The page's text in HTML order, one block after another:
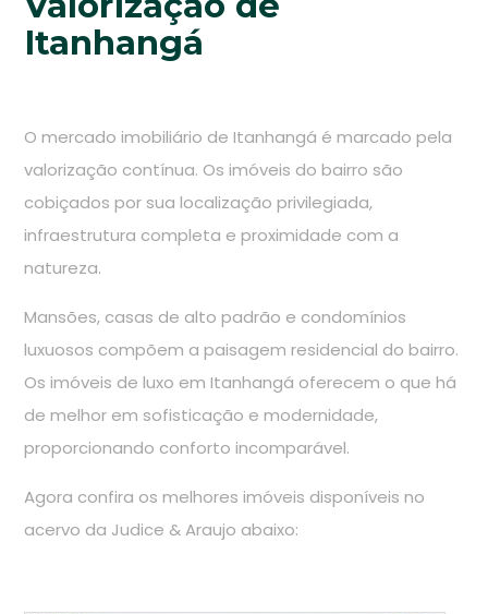
Itanhangá
O mercado imobiliário de Itanhangá é marcado pela
valorização contínua. Os imóveis do bairro são
cobiçados por sua localização privilegiada,
infraestrutura completa e proximidade com a
natureza.
Mansões, casas de alto padrão e condomínios
luxuosos compõem a paisagem residencial do bairro.
Os imóveis de luxo em Itanhangá oferecem o que há
de melhor em sofisticação e modernidade,
proporcionando conforto incomparável.
Agora confira os melhores imóveis disponíveis no
acervo da Judice & Araujo abaixo: